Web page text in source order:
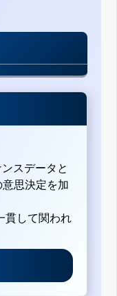
スデータと
思決定を加
貫して関われ